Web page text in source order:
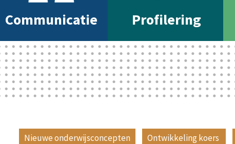
Communicatie Profilering
Nieuwe onderwijsconcepten Ontwikkeling koers